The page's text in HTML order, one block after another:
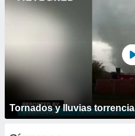
Tornados y lluvias